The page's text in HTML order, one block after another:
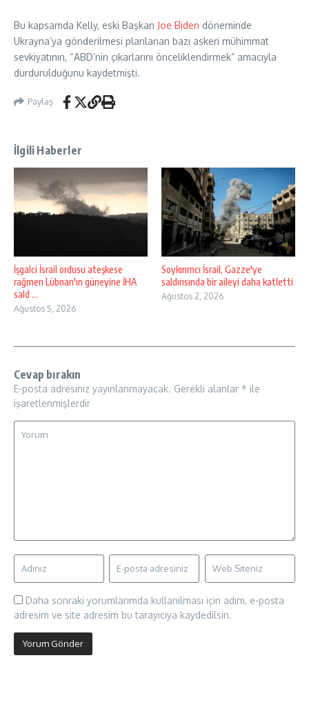
Bu kapsamda Kelly, eski Başkan Joe Biden döneminde
Ukrayna’ya gönderilmesi planlanan bazı askeri mühimmat
sevkiyatının, “ABD’nin çıkarlarını önceliklendirmek” amacıyla
durdurulduğunu kaydetmişti.
Paylaş
İlgili Haberler
İşgalci İsrail ordusu ateşkese
rağmen Lübnan'ın güneyine İHA
sald ...
Ağustos 5, 2026
Soykırımcı İsrail, Gazze'ye
saldırısında bir aileyi daha katletti
Ağustos 2, 2026
Cevap bırakın
E-posta adresiniz yayınlanmayacak. Gerekli alanlar * ile
işaretlenmişlerdir
Daha sonraki yorumlarımda kullanılması için adım, e-posta
adresim ve site adresim bu tarayıcıya kaydedilsin.